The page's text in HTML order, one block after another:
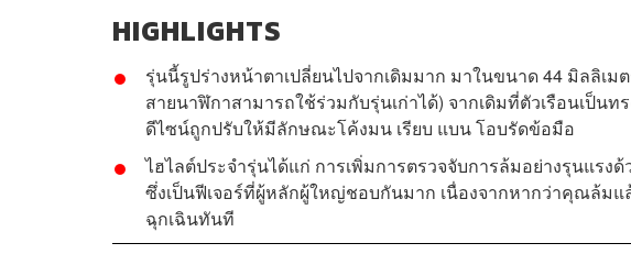
HIGHLIGHTS
รุ่นนี้รูปร่างหน้าตาเปลี่ยนไปจากเดิมมาก มาในขนาด 44 มิลลิเ
สายนาฬิกาสามารถใช้ร่วมกับรุ่นเก่าได้) จากเดิมที่ตัวเรือนเป็น
ดีไซน์ถูกปรับให้มีลักษณะโค้งมน เรียบ แบน โอบรัดข้อมือ
ไฮไลต์ประจำรุ่นได้แก่ การเพิ่มการตรวจจับการล้มอย่างรุนแร
ซึ่งเป็นฟีเจอร์ที่ผู้หลักผู้ใหญ่ชอบกันมาก เนื่องจากหากว่าคุณล้ม
ฉุกเฉินทันที